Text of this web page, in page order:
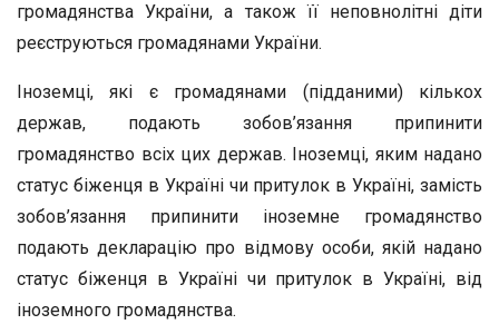
громадянства України, а також її неповнолітні діти
реєструються громадянами України.
Іноземці, які є громадянами (підданими) кількох
держав, подають зобов’язання припинити
громадянство всіх цих держав. Іноземці, яким надано
статус біженця в Україні чи притулок в Україні, замість
зобов’язання припинити іноземне громадянство
подають декларацію про відмову особи, якій надано
статус біженця в Україні чи притулок в Україні, від
іноземного громадянства.